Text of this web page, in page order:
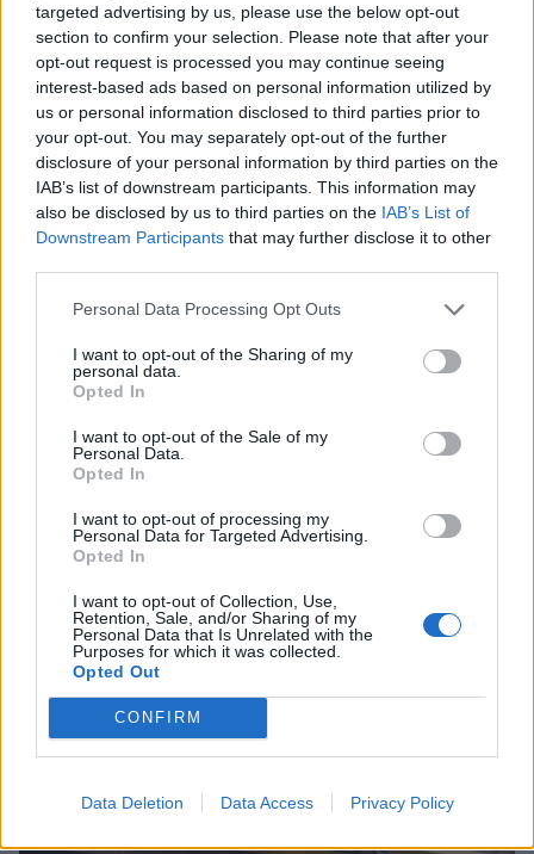
targeted advertising by us, please use the below opt-out
section to confirm your selection. Please note that after your
opt-out request is processed you may continue seeing
interest-based ads based on personal information utilized by
us or personal information disclosed to third parties prior to
your opt-out. You may separately opt-out of the further
disclosure of your personal information by third parties on the
IAB’s list of downstream participants. This information may
also be disclosed by us to third parties on the IAB’s List of
Downstream Participants that may further disclose it to other
Personal Data Processing Opt Outs
I want to opt-out of the Sharing of my
personal data.
Opted In
I want to opt-out of the Sale of my
Personal Data.
Opted In
I want to opt-out of processing my
Personal Data for Targeted Advertising.
Opted In
I want to opt-out of Collection, Use,
Retention, Sale, and/or Sharing of my
Personal Data that Is Unrelated with the
Purposes for which it was collected.
Opted Out
CONFIRM
Data Deletion Data Access Privacy Policy
MATKAILU
Finnairin lennoista osan lentää
jatkossa toinen lentoyhtiö –
matkustajille tärkeä rajoitus
4
Lapin pelastushelikopteri Aslakin
toiminta päättyy – rahat loppuivat
5